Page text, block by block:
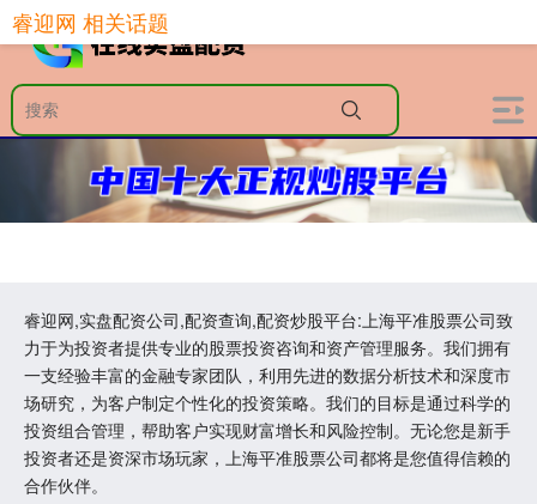
睿迎网,实盘配资公司,配资查询,配资炒股平台:上海平准股票公司致
力于为投资者提供专业的股票投资咨询和资产管理服务。我们拥有
一支经验丰富的金融专家团队，利用先进的数据分析技术和深度市
场研究，为客户制定个性化的投资策略。我们的目标是通过科学的
投资组合管理，帮助客户实现财富增长和风险控制。无论您是新手
投资者还是资深市场玩家，上海平准股票公司都将是您值得信赖的
合作伙伴。
睿迎网 相关话题